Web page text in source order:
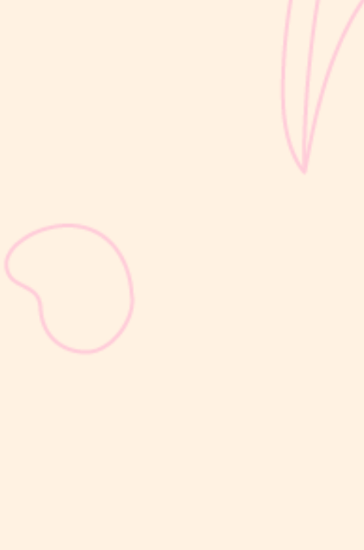
Selain berat badan, tinggi badan menjadi salah satu indikator
utama untuk menilai apakah tumbuh kembang si Kecil berjalan